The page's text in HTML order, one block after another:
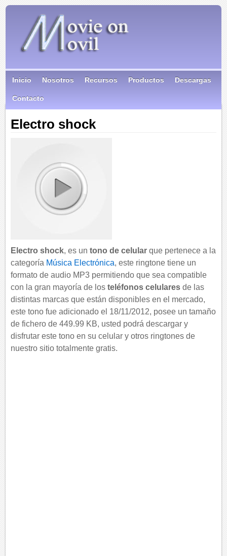
Inicio Nosotros Recursos Productos Descargas
Contacto
Electro shock
Electro shock, es untono de celular que pertenece a la
categoría Música Electrónica, este ringtone tiene un
formato de audio MP3 permitiendo que sea compatible
con la gran mayoría de losteléfonos celulares de las
distintas marcas que están disponibles en el mercado,
este tono fue adicionado el 18/11/2012, posee un tamaño
de fichero de 449.99 KB, usted podrá descargar y
disfrutar este tono en su celular y otros ringtones de
nuestro sitio totalmente gratis.